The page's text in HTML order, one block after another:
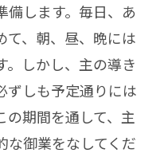
備します。毎日、あ
て、朝、昼、晩には
。しかし、主の導き
ずしも予定通りには
の期間を通して、主
な御業をなしてくだ